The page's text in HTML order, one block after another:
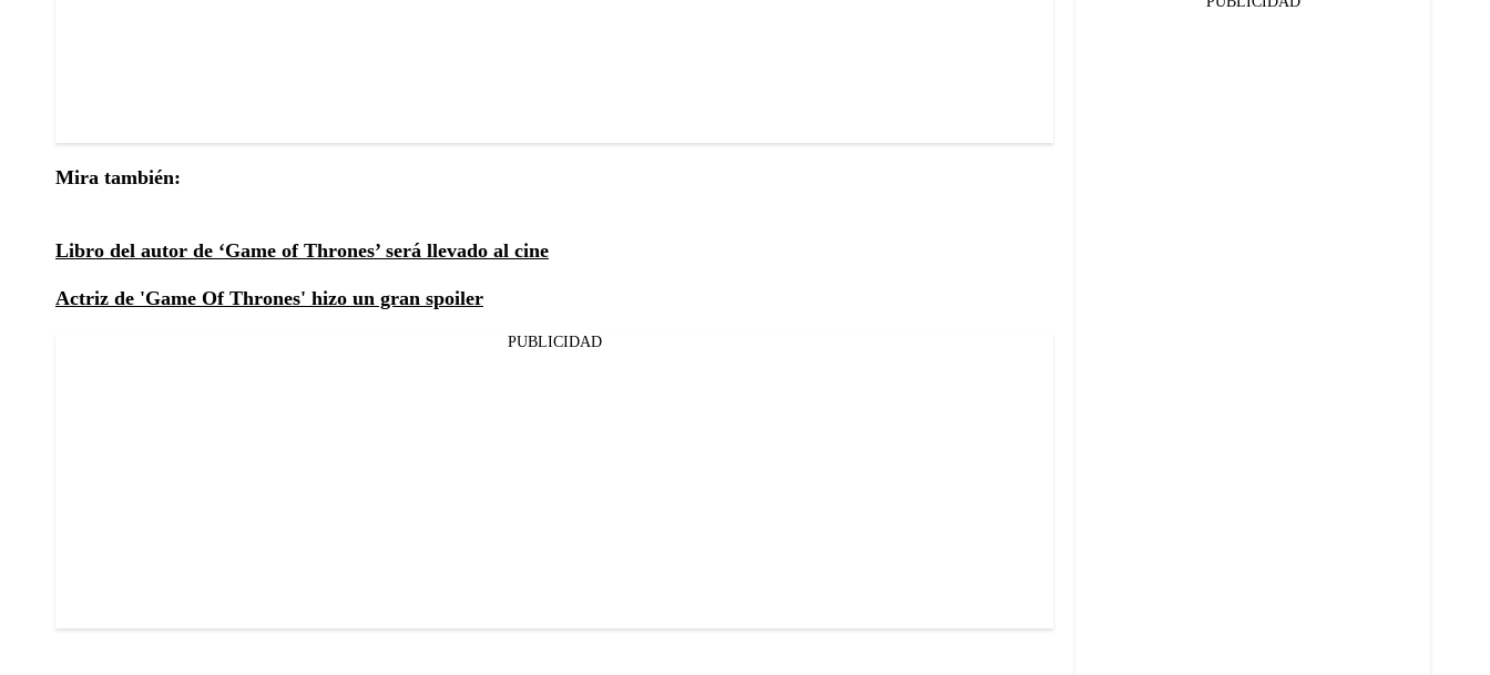
Mira también:
Libro del autor de ‘Game of Thrones’ será llevado al cine
Actriz de 'Game Of Thrones' hizo un gran spoiler
PUBLICIDAD